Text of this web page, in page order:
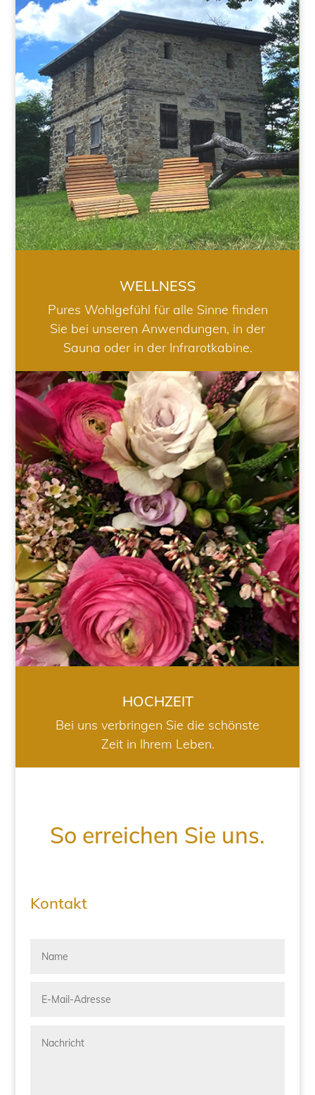
WELLNESS
WELLNESS
Pures Wohlgefühl für alle Sinne finden
Sie bei unseren Anwendungen, in der
Sauna oder in der Infrarotkabine.
HOCHZEIT
HOCHZEIT
Bei uns verbringen Sie die schönste
Zeit in Ihrem Leben.
So erreichen Sie uns.
Kontakt